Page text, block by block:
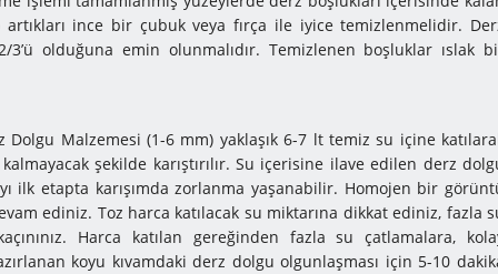
ince bir çubuk veya fırça ile iyice temizlenmelidir.
3’ü olduğuna emin olunmalıdır. Temizlenen boşluklar ıslak
Dolgu Malzemesi (1-6 mm) yaklaşık 6-7 lt temiz su içine
şekilde karıştırılır. Su içerisine ilave edilen derz
ilk etapta karışımda zorlanma yaşanabilir. Homojen bir
ediniz. Toz harca katılacak su miktarına dikkat ediniz, fazla
Harca katılan gereğinden fazla su çatlamalara,
koyu kıvamdaki derz dolgu olgunlaşması için 5-10